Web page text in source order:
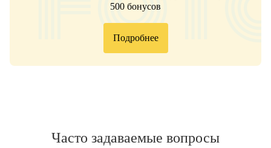
500 бонусов
Подробнее
Часто задаваемые вопросы